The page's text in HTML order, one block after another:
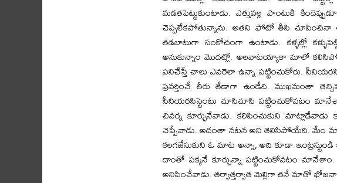
మడతపెట్టుకుంటాడు. ఎత్తువల్ల పాంటుకి
చెప్పలేకపోతున్నాను. అతని ఫోటో తీసి చూపించినా
తడబాటుగా సంకోచంగా ఉంటాడు. కళ్ళల్లో
అనుకున్నాం మొదట్లో. అలవాటయ్యాకా మాలో
పనిచేస్తే చాలు ఎవరెలా ఉన్నా పట్టించుకోరు.
ప్రవర్తించే తీరు తేడాగా ఉండేది. ముఖమంతా
సీనియరసిస్టెంటు చూసిచూసి పట్టించుకోవటం
చివర్న కూర్చునేవాడు. కలిపించుకుని
చెప్పేవాడు. అదంతా నటన అని తెలిసిపోయేది. మేం
కలగజేసుకుని ఓ మాట అన్నా, అది కూడా
దాంతో పక్కనే కూర్చున్నా పట్టించుకోవటం
అనిపించేవాడు. తర్వాత్తర్వాత మెల్లిగా తనే మాతో